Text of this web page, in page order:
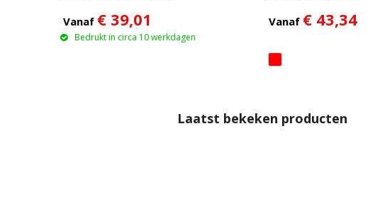
van 15 W
Vanaf € 39,01
Bedrukt in circa 10 werkdagen
Vanaf € 43,34
Laatst bekeken producten